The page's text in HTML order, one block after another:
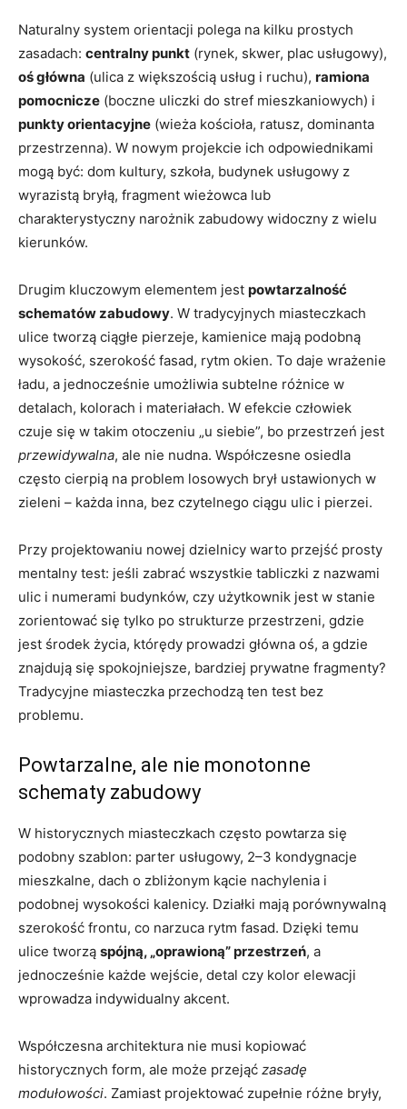
Naturalny system orientacji polega na kilku prostych
zasadach: centralny punkt (rynek, skwer, plac usługowy),
oś główna (ulica z większością usług i ruchu), ramiona
pomocnicze (boczne uliczki do stref mieszkaniowych) i
punkty orientacyjne (wieża kościoła, ratusz, dominanta
przestrzenna). W nowym projekcie ich odpowiednikami
mogą być: dom kultury, szkoła, budynek usługowy z
wyrazistą bryłą, fragment wieżowca lub
charakterystyczny narożnik zabudowy widoczny z wielu
kierunków.
Drugim kluczowym elementem jest powtarzalność
schematów zabudowy. W tradycyjnych miasteczkach
ulice tworzą ciągłe pierzeje, kamienice mają podobną
wysokość, szerokość fasad, rytm okien. To daje wrażenie
ładu, a jednocześnie umożliwia subtelne różnice w
detalach, kolorach i materiałach. W efekcie człowiek
czuje się w takim otoczeniu „u siebie”, bo przestrzeń jest
przewidywalna, ale nie nudna. Współczesne osiedla
często cierpią na problem losowych brył ustawionych w
zieleni – każda inna, bez czytelnego ciągu ulic i pierzei.
Przy projektowaniu nowej dzielnicy warto przejść prosty
mentalny test: jeśli zabrać wszystkie tabliczki z nazwami
ulic i numerami budynków, czy użytkownik jest w stanie
zorientować się tylko po strukturze przestrzeni, gdzie
jest środek życia, którędy prowadzi główna oś, a gdzie
znajdują się spokojniejsze, bardziej prywatne fragmenty?
Tradycyjne miasteczka przechodzą ten test bez
problemu.
Powtarzalne, ale nie monotonne
schematy zabudowy
W historycznych miasteczkach często powtarza się
podobny szablon: parter usługowy, 2–3 kondygnacje
mieszkalne, dach o zbliżonym kącie nachylenia i
podobnej wysokości kalenicy. Działki mają porównywalną
szerokość frontu, co narzuca rytm fasad. Dzięki temu
ulice tworzą spójną, „oprawioną” przestrzeń, a
jednocześnie każde wejście, detal czy kolor elewacji
wprowadza indywidualny akcent.
Współczesna architektura nie musi kopiować
historycznych form, ale może przejąć zasadę
modułowości. Zamiast projektować zupełnie różne bryły,